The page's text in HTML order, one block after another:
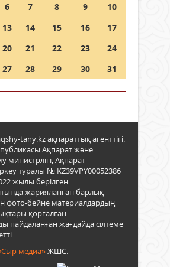
6 7 8 9
10
13 14 15 16
17
20 21 22 23
24
27 28 29 30 31
tany.kz ақпараттық агенттігі.
Ақпарат және
министрлігі, Ақпарат
туралы № KZ39VPY00052386
жылы берілген.
жарияланған барлық
фото-бейне материалдардың
қорғалған.
пайдаланған жағдайда сілтеме
медиа»ЖШС.